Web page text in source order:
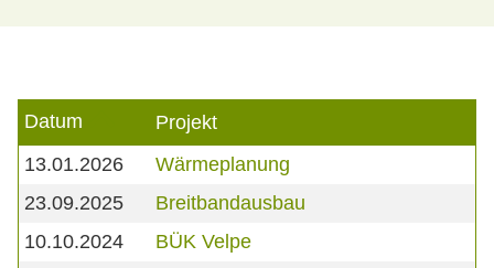
Datum
Projekt
13.01.2026
Wärmeplanung
23.09.2025
Breitbandausbau
10.10.2024
BÜK Velpe